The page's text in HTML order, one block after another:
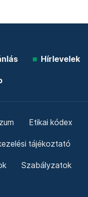
Hírlevelek
Etikai kódex
tájékoztató
Szabályzatok